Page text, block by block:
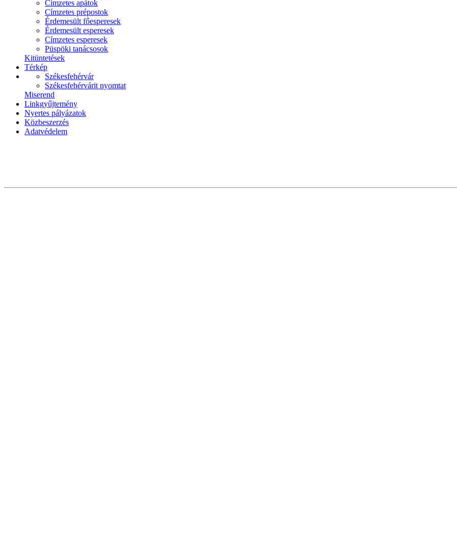
Címzetes apátok
Címzetes prépostok
Érdemesült főesperesek
Érdemesült esperesek
Címzetes esperesek
Püspöki tanácsosok
Kitüntetések
Térkép
Székesfehérvár
Székesfehérvárit nyomtat
Miserend
Linkgyűjtemény
Nyertes pályázatok
Közbeszerzés
Adatvédelem